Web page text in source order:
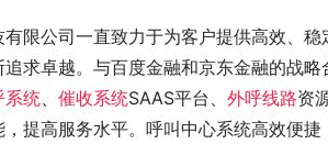
限公司一直致力于为客户提供高效、
求卓越。与百度金融和京东金融的战
系统、 催收系统SAAS平台、 外呼线路资
提高服务水平。呼叫中心系统高效便